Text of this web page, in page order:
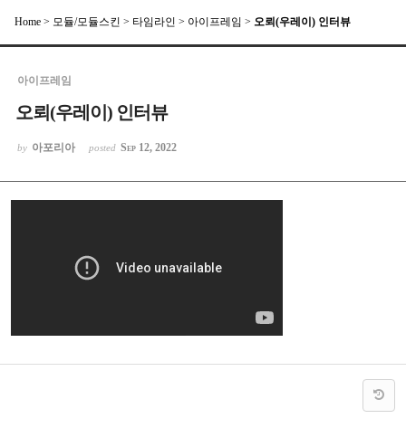
Home > 모듈/모듈스킨 > 타임라인 > 아이프레임 > 오뢰(우레이) 인터뷰
아이프레임
오뢰(우레이) 인터뷰
by 아포리아 posted Sep 12, 2022
Sketchbook5, 스케치북5
Sketchbook5, 스케치북5